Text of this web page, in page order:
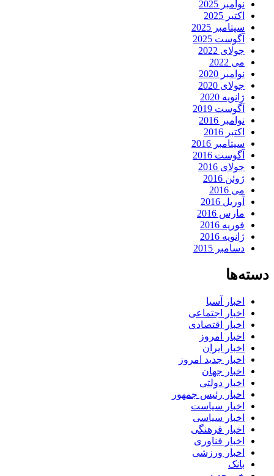
نوامبر 2025
اکتبر 2025
سپتامبر 2025
آگوست 2025
جولای 2022
می 2022
نوامبر 2020
جولای 2020
ژانویه 2020
آگوست 2019
نوامبر 2016
اکتبر 2016
سپتامبر 2016
آگوست 2016
جولای 2016
ژوئن 2016
می 2016
آوریل 2016
مارس 2016
فوریه 2016
ژانویه 2016
دسامبر 2015
دسته‌ها
اخبار آسیا
اخبار اجتماعی
اخبار اقتصادی
اخبار امروز
اخبار ایران
اخبار جدید امروز
اخبار جهان
اخبار دولتی
اخبار رئیس جمهور
اخبار سیاست
اخبار سیاسی
اخبار فرهنگی
اخبار فناوری
اخبار ورزشی
بانک